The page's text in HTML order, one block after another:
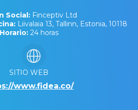
Social: Finceptiv Ltd
Liivalaia 13, Tallinn, Estonia, 10118
Horario:24 horas
SITIO WEB
www.fidea.co/